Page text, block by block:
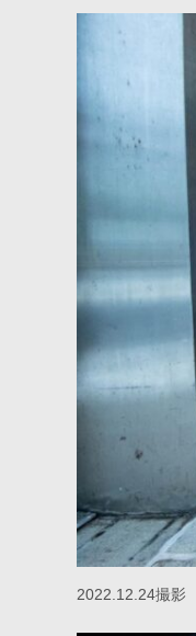
2022.12.24撮影